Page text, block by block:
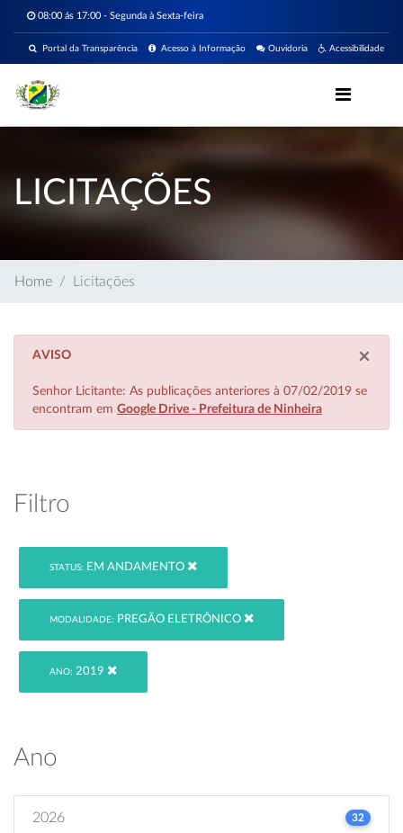
08:00 ás 17:00 - Segunda à Sexta-feira
Acessibilidade
Ouvidoria
Acesso à Informação
Portal da Transparência
LICITAÇÕES
Home Licitações
×
AVISO
Senhor Licitante: As publicações anteriores à 07/02/2019 se
encontram em Google Drive - Prefeitura de Ninheira
Filtro
STATUS: EM ANDAMENTO
MODALIDADE: PREGÃO ELETRÔNICO
ANO: 2019
Ano
2026 32